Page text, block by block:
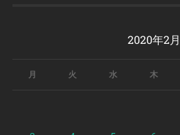
2020年2月
月 火 水 木